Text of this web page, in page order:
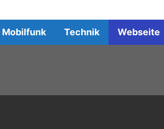
Mobilfunk Technik Webseite